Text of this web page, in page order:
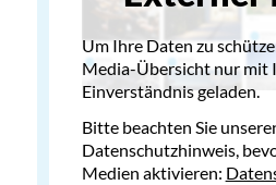
Um Ihre Daten zu
Media-Übersicht nur mit
Einverständnis geladen.
Bitte beachten Sie
Datenschutzhinweis,
Medien aktivieren: